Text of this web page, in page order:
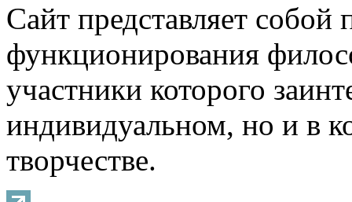
Сайт представляет собой
функционирования
участники которого
индивидуальном, но и в
творчестве.